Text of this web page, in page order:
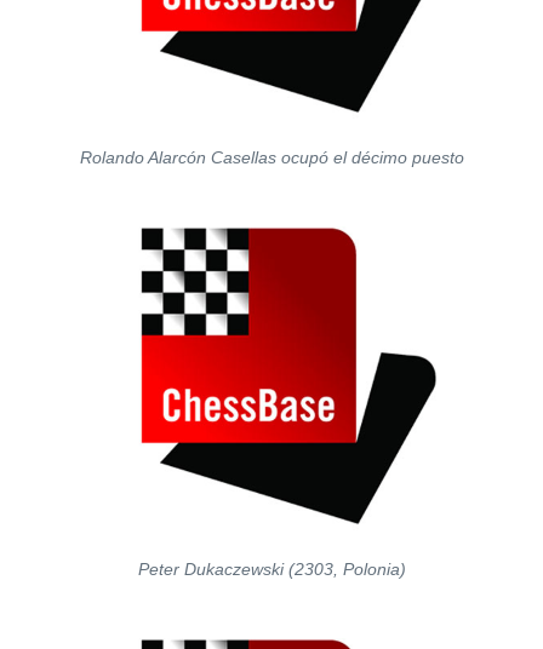
Rolando Alarcón Casellas ocupó el décimo puesto
Peter Dukaczewski (2303, Polonia)